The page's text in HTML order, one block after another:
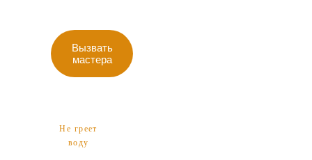
Вызвать
мастера
Не греет
воду